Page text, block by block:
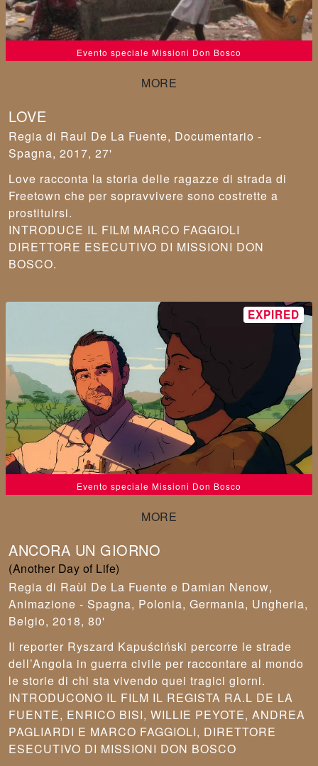
Evento speciale Missioni Don Bosco
LOVE
Raul De La Fuente, Documentario -
Spagna, 2017, 27'
Love racconta la storia delle ragazze di strada di
Freetown che per sopravvivere sono costrette a
prostituirsi.
INTRODUCE IL FILM MARCO FAGGIOLI
DIRETTORE ESECUTIVO DI MISSIONI DON
BOSCO.
Evento speciale Missioni Don Bosco
ANCORA UN GIORNO
(Another Day of Life)
Raùl De La Fuente e Damian Nenow,
Animazione - Spagna, Polonia, Germania, Ungheria,
Belgio, 2018, 80'
Il reporter Ryszard Kapuściński percorre le strade
dell’Angola in guerra civile per raccontare al mondo
le storie di chi sta vivendo quei tragici giorni.
INTRODUCONO IL FILM IL REGISTA RA.L DE LA
FUENTE, ENRICO BISI, WILLIE PEYOTE, ANDREA
PAGLIARDI E MARCO FAGGIOLI, DIRETTORE
ESECUTIVO DI MISSIONI DON BOSCO